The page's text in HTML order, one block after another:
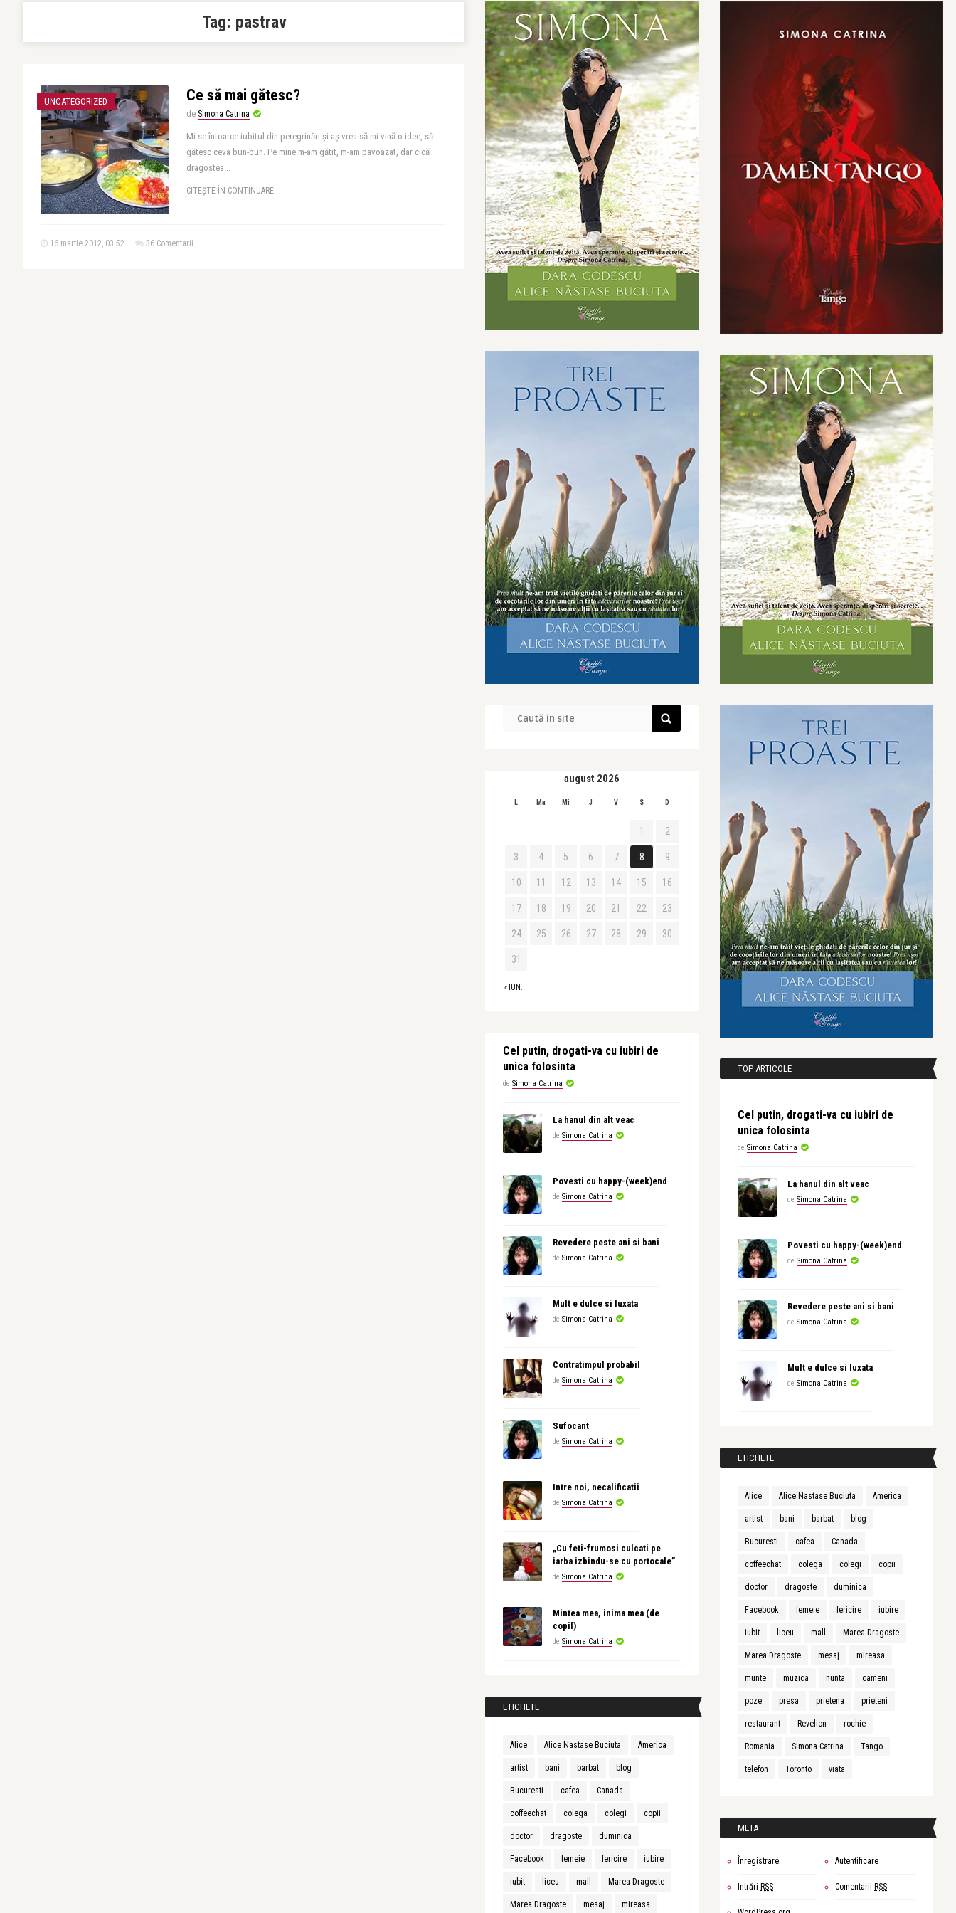
Tag: pastrav
UNCATEGORIZED Ce să mai gătesc?
de Simona Catrina
Mi se întoarce iubitul din peregrinări și-aș vrea să-mi vină o idee, să
gătesc ceva bun-bun. Pe mine m-am gătit, m-am pavoazat, dar cică
dragostea ..
CITEȘTE ÎN CONTINUARE
16 martie 2012, 03:52 36 Comentarii
august 2026
L Ma Mi J V S D
« IUN.
1 2
3 4 5 6 7 8 9
10 11 12 13 14 15 16
17 18 19 20 21 22 23
24 25 26 27 28 29 30
31
Cel putin, drogati-va cu iubiri de
unica folosinta
de Simona Catrina
La hanul din alt veac
de Simona Catrina
Povesti cu happy-(week)end
de Simona Catrina
Revedere peste ani si bani
de Simona Catrina
Mult e dulce si luxata
de Simona Catrina
Contratimpul probabil
de Simona Catrina
Sufocant
de Simona Catrina
Intre noi, necalificatii
de Simona Catrina
„Cu feti-frumosi culcati pe
iarba izbindu-se cu portocale”
de Simona Catrina
Mintea mea, inima mea (de
copil)
de Simona Catrina
ETICHETE
Alice Alice Nastase Buciuta America
artist bani barbat blog
Bucuresti cafea Canada
coffeechat colega colegi copii
doctor dragoste duminica
Facebook femeie fericire iubire
iubit liceu mall Marea Dragoste
Marea Dragoste mesaj mireasa
TOP ARTICOLE
Cel putin, drogati-va cu iubiri de
unica folosinta
de Simona Catrina
La hanul din alt veac
de Simona Catrina
Povesti cu happy-(week)end
de Simona Catrina
Revedere peste ani si bani
de Simona Catrina
Mult e dulce si luxata
de Simona Catrina
ETICHETE
Alice Alice Nastase Buciuta America
artist bani barbat blog
Bucuresti cafea Canada
coffeechat colega colegi copii
doctor dragoste duminica
Facebook femeie fericire iubire
iubit liceu mall Marea Dragoste
Marea Dragoste mesaj mireasa
munte muzica nunta oameni
poze presa prietena prieteni
restaurant Revelion rochie
Romania Simona Catrina Tango
telefon Toronto viata
META
Înregistrare Autentificare
Intrări RSS Comentarii RSS